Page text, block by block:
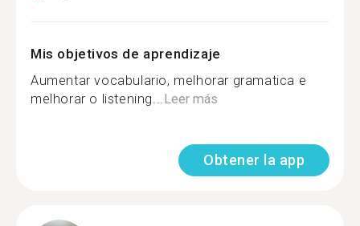
Mis objetivos de aprendizaje
Aumentar vocabulario, melhorar gramatica e
melhorar o listening...Leer más
Obtener la app